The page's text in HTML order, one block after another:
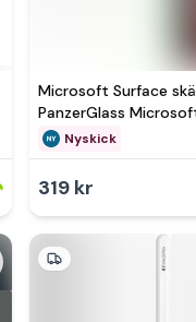
Microsoft Surface
PanzerGlass
4/Pro 5/Pro 6/Pro 7
Nyskick
319 kr